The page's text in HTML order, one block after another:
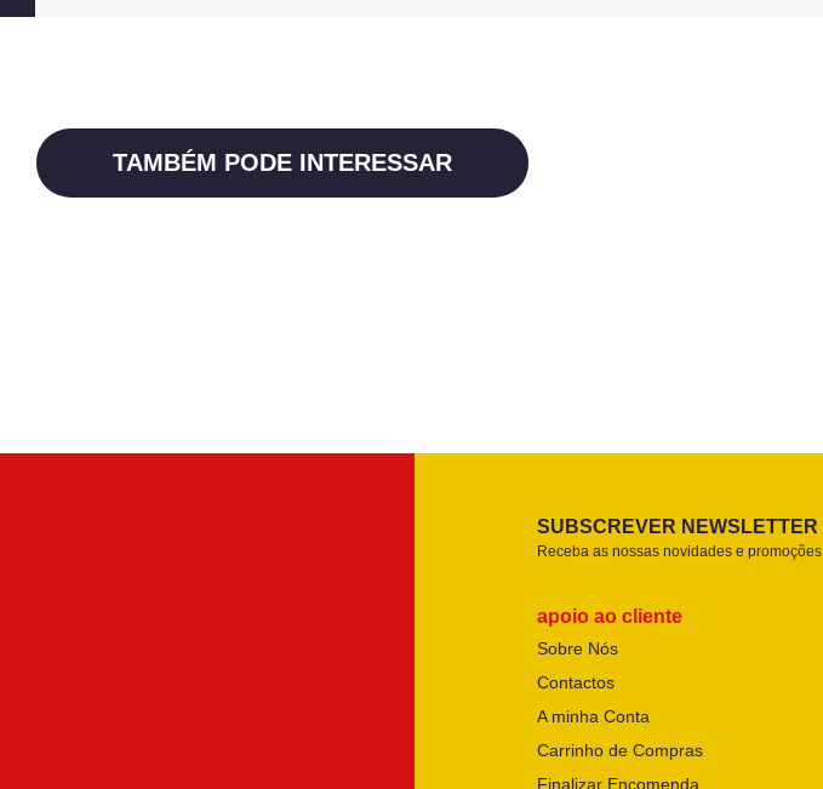
TAMBÉM PODE INTERESSAR
SUBSCREVER NEWSLETTER
Receba as nossas novidades e promoções
apoio ao cliente
Sobre Nós
Contactos
A minha Conta
Carrinho de Compras
Finalizar Encomenda